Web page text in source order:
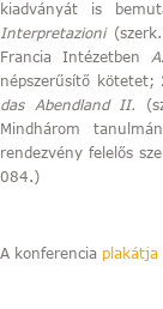
kiadványát is
Interpretazioni(szerk.
Francia Intézetben
népszerűsítő
das Abendland II.
Mindhárom
rendezvény felelős
084.)
A konferencia plakátja